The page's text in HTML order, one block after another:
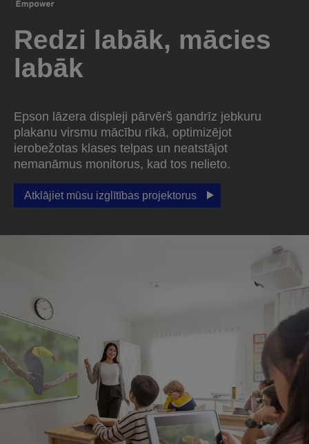
Redzi labāk, mācies
labāk
Epson lāzera displeji pārvērš gandrīz jebkuru
plakanu virsmu mācību rīkā, optimizējot
ierobežotas klases telpas un neatstājot
nemanāmus monitorus, kad tos nelieto.
Atklājiet mūsu izglītības projektorus